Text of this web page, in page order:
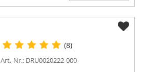
(8)
Art.-Nr.: DRU0020222-000